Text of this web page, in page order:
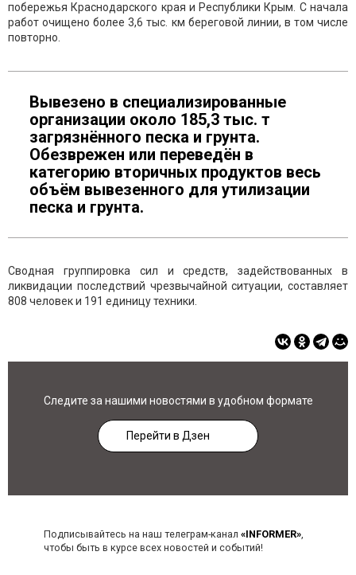
побережья Краснодарского края и Республики Крым. С начала
работ очищено более 3,6 тыс. км береговой линии, в том числе
повторно.
Вывезено в специализированные
организации около 185,3 тыс. т
загрязнённого песка и грунта.
Обезврежен или переведён в
категорию вторичных продуктов весь
объём вывезенного для утилизации
песка и грунта.
Сводная группировка сил и средств, задействованных в
ликвидации последствий чрезвычайной ситуации, составляет
808 человек и 191 единицу техники.
Следите за нашими новостями в удобном формате
Перейти в Дзен
Подписывайтесь на наш телеграм-канал «INFORMER»,
чтобы быть в курсе всех новостей и событий!